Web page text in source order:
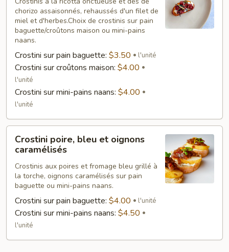
chorizo assaisonnés, rehaussés d'un filet de
miel et d'herbes.Choix de crostinis sur pain
baguette/croûtons maison ou mini-pains
naans.
Crostini sur pain baguette: $3.50 l'unité
Crostini sur croûtons maison: $4.00
l'unité
Crostini sur mini-pains naans: $4.00
l'unité
poire,
bleu
oignons
caramélisés
Crostini poire, bleu et oignons
caramélisés
Crostinis aux poires et fromage bleu grillé à
la torche, oignons caramélisés sur pain
baguette ou mini-pains naans.
Crostini sur pain baguette: $4.00 l'unité
Crostini sur mini-pains naans: $4.50
l'unité